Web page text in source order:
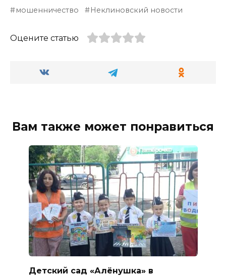
мошенничество Неклиновский новости
Оцените статью
Вам также может понравиться
Детский сад «Алёнушка» в